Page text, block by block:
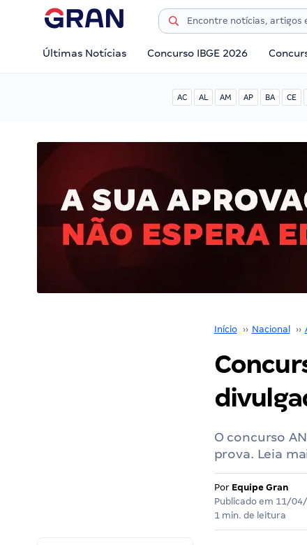
Últimas Notícias Concurso IBGE 2026
AC AL AM AP BA CE
Início ›› Nacional ››
O concurso
prova. Leia
Por Equipe Gran
Publicado em 11/
1 min. de leitura